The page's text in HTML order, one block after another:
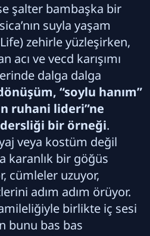
şalter bambaşka bir
suyla yaşam
zehirle yüzleşirken,
acı ve vecd karışımı
dalga dalga
“soylu hanım”
ruhani lideri”ne
bir örneği.
veya kostüm değil
karanlık bir göğüs
cümleler uzuyor,
adım adım örüyor.
birlikte iç sesi
bunu bas bas